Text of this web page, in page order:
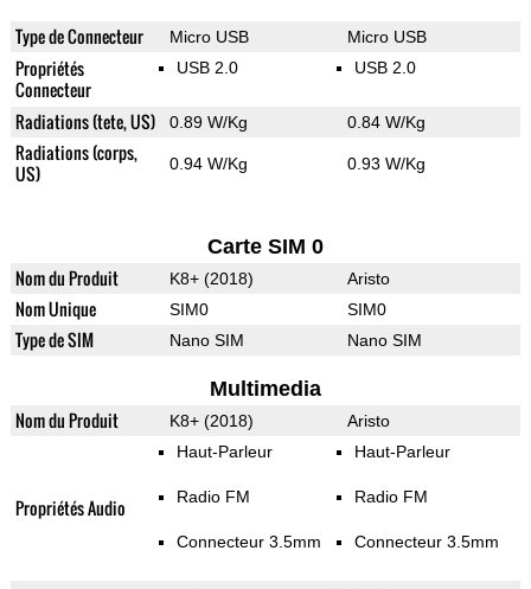
Type de Connecteur Micro USB Micro USB
Propriétés
Connecteur
USB 2.0 USB 2.0
Radiations (tete, US) 0.89 W/Kg 0.84 W/Kg
Radiations (corps,
US)
0.94 W/Kg 0.93 W/Kg
Carte SIM 0
Nom du Produit K8+ (2018) Aristo
Nom Unique SIM0 SIM0
Type de SIM Nano SIM Nano SIM
Multimedia
Nom du Produit K8+ (2018) Aristo
Propriétés Audio
Haut-Parleur
Radio FM
Connecteur 3.5mm
Haut-Parleur
Radio FM
Connecteur 3.5mm